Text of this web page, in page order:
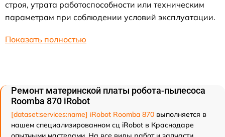
строя, утрата работоспособности или техническим
параметрам при соблюдении условий эксплуатации.
Показать полностью
Ремонт материнской платы робота-пылесоса
Roomba 870 iRobot
[dataset:services:name] iRobot Roomba 870 выполняется в
нашем специализированном сц iRobot в Краснодаре